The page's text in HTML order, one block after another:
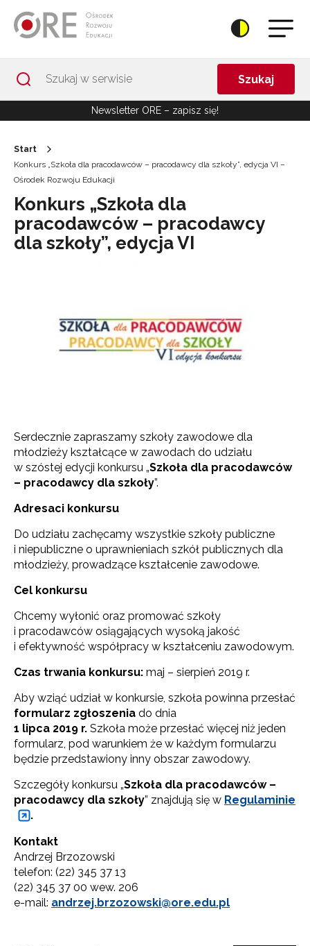
Szukaj
Newsletter ORE – zapisz się!
Start
Konkurs „Szkoła dla pracodawców – pracodawcy dla szkoły”, edycja VI –
Ośrodek Rozwoju Edukacji
Konkurs „Szkoła dla
pracodawców – pracodawcy
dla szkoły”, edycja VI
Serdecznie zapraszamy szkoły zawodowe dla
młodzieży kształcące w zawodach do udziału
w szóstej edycji konkursu „Szkoła dla pracodawców
– pracodawcy dla szkoły”.
Adresaci konkursu
Do udziału zachęcamy wszystkie szkoły publiczne
i niepubliczne o uprawnieniach szkół publicznych dla
młodzieży, prowadzące kształcenie zawodowe.
Cel konkursu
Chcemy wyłonić oraz promować szkoły
i pracodawców osiągających wysoką jakość
i efektywność współpracy w kształceniu zawodowym.
Czas trwania konkursu: maj – sierpień 2019 r.
Aby wziąć udział w konkursie, szkoła powinna przesłać
formularz zgłoszenia do dnia
1 lipca 2019 r. Szkoła może przesłać więcej niż jeden
formularz, pod warunkiem że w każdym formularzu
będzie przedstawiony inny obszar zawodowy.
Szczegóły konkursu „Szkoła dla pracodawców –
pracodawcy dla szkoły” znajdują się w Regulaminie
.
Kontakt
Andrzej Brzozowski
telefon: (22) 345 37 13
(22) 345 37 00 wew. 206
e-mail: andrzej.brzozowski@ore.edu.pl